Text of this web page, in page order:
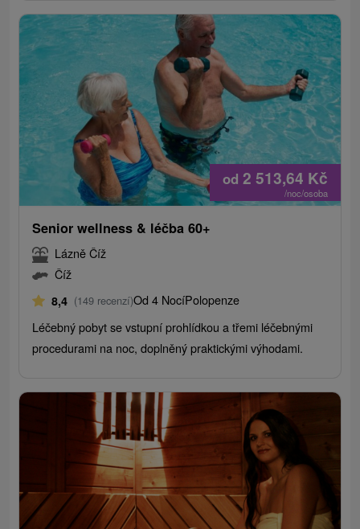
od 2 513,64 Kč
/noc/osoba
Senior wellness & léčba 60+
Lázně Číž
Číž
8,4 (149 recenzí)Od 4 NocíPolopenze
Léčebný pobyt se vstupní prohlídkou a třemi léčebnými
procedurami na noc, doplněný praktickými výhodami.